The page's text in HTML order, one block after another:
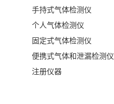
手持式气体检测仪
个人气体检测仪
固定式气体检测仪
便携式气体和泄漏检测仪
注册仪器